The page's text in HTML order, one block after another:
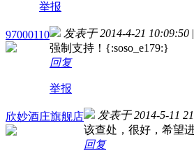
举报
97000110 发表于 2014-4-21 10:09:50 |
强制支持！{:soso_e179:}
回复
举报
欣妙酒庄旗舰店 发表于 2014-5-11
该查处，很好，希望
回复